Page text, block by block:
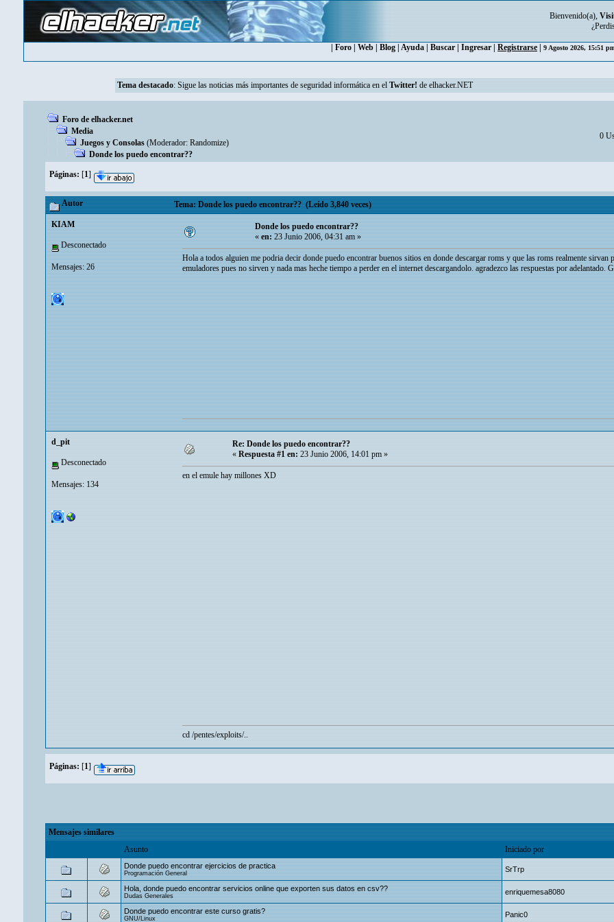
Bienvenido(a),
Foro Web Blog Ayuda Buscar Ingresar Registrarse 9 Agosto 2026, 15:51
Tema destacado: Sigue las noticias más importantes de seguridad informática en el Twitter! de elhacker.NET
Foro de elhacker.net
Media
Juegos y Consolas (Moderador: Randomize)
Donde los puedo encontrar??
0
Páginas: [1]
Autor Tema: Donde los puedo encontrar?? (Leído 3,840 veces)
KIAM
Desconectado
Mensajes: 26
Donde los puedo encontrar??
«en:23 Junio 2006, 04:31 am »
Hola a todos alguien me podria decir donde puedo encontrar buenos sitios en donde descargar roms y que las roms realmente
emuladores pues no sirven y nada mas heche tiempo a perder en el internet descargandolo. agradezco las respuestas por adelantado.
d_pit
Desconectado
Mensajes: 134
Re: Donde los puedo encontrar??
« Respuesta #1 en: 23 Junio 2006, 14:01 pm »
en el emule hay millones XD
cd /pentes/exploits/..
Páginas: [1]
Mensajes similares
Asunto
Iniciado por
Donde puedo encontrar ejercicios de practica
Programación General SrTrp
Hola, donde puedo encontrar servicios online que exporten sus datos en csv??
Dudas Generales enriquemesa8080
Donde puedo encontrar este curso gratis?
GNU/Linux Panic0